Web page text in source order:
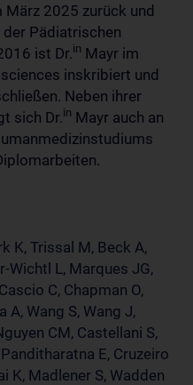
2025 zurück und
Pädiatrischen
ist Dr.in Mayr im
inskribiert und
Neben ihrer
sich Dr.in Mayr auch an
K, Trissal M, Beck A,
Wichtl L, Marques JG,
C, Chapman O,
A, Wang S, Wang J,
CM, Castellani S,
E, Cruzeiro
K, Madlener S, Wadden